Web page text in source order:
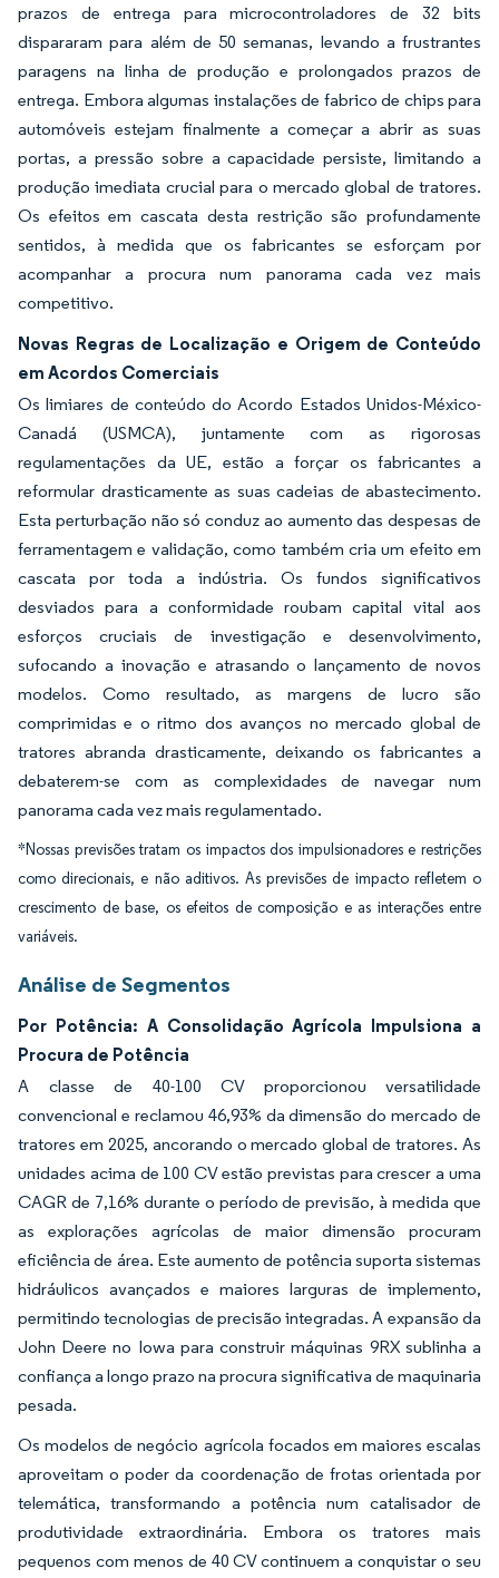
prazos de entrega para microcontroladores de 32 bits
dispararam para além de 50 semanas, levando a frustrantes
paragens na linha de produção e prolongados prazos de
entrega. Embora algumas instalações de fabrico de chips para
automóveis estejam finalmente a começar a abrir as suas
portas, a pressão sobre a capacidade persiste, limitando a
produção imediata crucial para o mercado global de tratores.
Os efeitos em cascata desta restrição são profundamente
sentidos, à medida que os fabricantes se esforçam por
acompanhar a procura num panorama cada vez mais
competitivo.
Novas Regras de Localização e Origem de Conteúdo
em Acordos Comerciais
Os limiares de conteúdo do Acordo Estados Unidos-México-
Canadá (USMCA), juntamente com as rigorosas
regulamentações da UE, estão a forçar os fabricantes a
reformular drasticamente as suas cadeias de abastecimento.
Esta perturbação não só conduz ao aumento das despesas de
ferramentagem e validação, como também cria um efeito em
cascata por toda a indústria. Os fundos significativos
desviados para a conformidade roubam capital vital aos
esforços cruciais de investigação e desenvolvimento,
sufocando a inovação e atrasando o lançamento de novos
modelos. Como resultado, as margens de lucro são
comprimidas e o ritmo dos avanços no mercado global de
tratores abranda drasticamente, deixando os fabricantes a
debaterem-se com as complexidades de navegar num
panorama cada vez mais regulamentado.
*Nossas previsões tratam os impactos dos impulsionadores e restrições
como direcionais, e não aditivos. As previsões de impacto refletem o
crescimento de base, os efeitos de composição e as interações entre
variáveis.
Análise de Segmentos
Por Potência: A Consolidação Agrícola Impulsiona a
Procura de Potência
A classe de 40-100 CV proporcionou versatilidade
convencional e reclamou 46,93% da dimensão do mercado de
tratores em 2025, ancorando o mercado global de tratores. As
unidades acima de 100 CV estão previstas para crescer a uma
CAGR de 7,16% durante o período de previsão, à medida que
as explorações agrícolas de maior dimensão procuram
eficiência de área. Este aumento de potência suporta sistemas
hidráulicos avançados e maiores larguras de implemento,
permitindo tecnologias de precisão integradas. A expansão da
John Deere no Iowa para construir máquinas 9RX sublinha a
confiança a longo prazo na procura significativa de maquinaria
pesada.
Os modelos de negócio agrícola focados em maiores escalas
aproveitam o poder da coordenação de frotas orientada por
telemática, transformando a potência num catalisador de
produtividade extraordinária. Embora os tratores mais
pequenos com menos de 40 CV continuem a conquistar o seu